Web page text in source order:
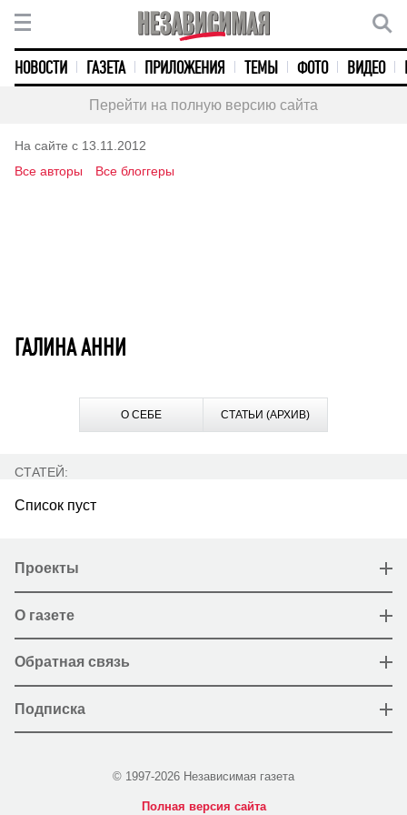
НОВОСТИ ГАЗЕТА ПРИЛОЖЕНИЯ ТЕМЫ ФОТО ВИДЕО
Перейти на полную версию сайта
На сайте с 13.11.2012
Все авторы
Все блоггеры
ГАЛИНА АННИ
О СЕБЕ СТАТЬИ (АРХИВ)
СТАТЕЙ:
Список пуст
Проекты
О газете
Обратная связь
Подписка
© 1997-2026 Независимая газета
Полная версия сайта